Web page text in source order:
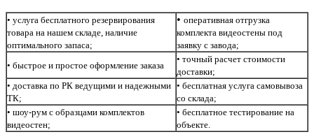
• услуга бесплатного резервирования
товара на нашем складе, наличие
оптимального запаса;
• оперативная отгрузка
комплекта видеостены под
заявку с завода;
• быстрое и простое оформление заказа
• точный расчет стоимости
доставки;
• доставка по РК ведущими и надежными
ТК;
• бесплатная услуга самовывоза
со склада;
• шоу-рум с образцами комплектов
видеостен;
• бесплатное тестирование на
объекте.